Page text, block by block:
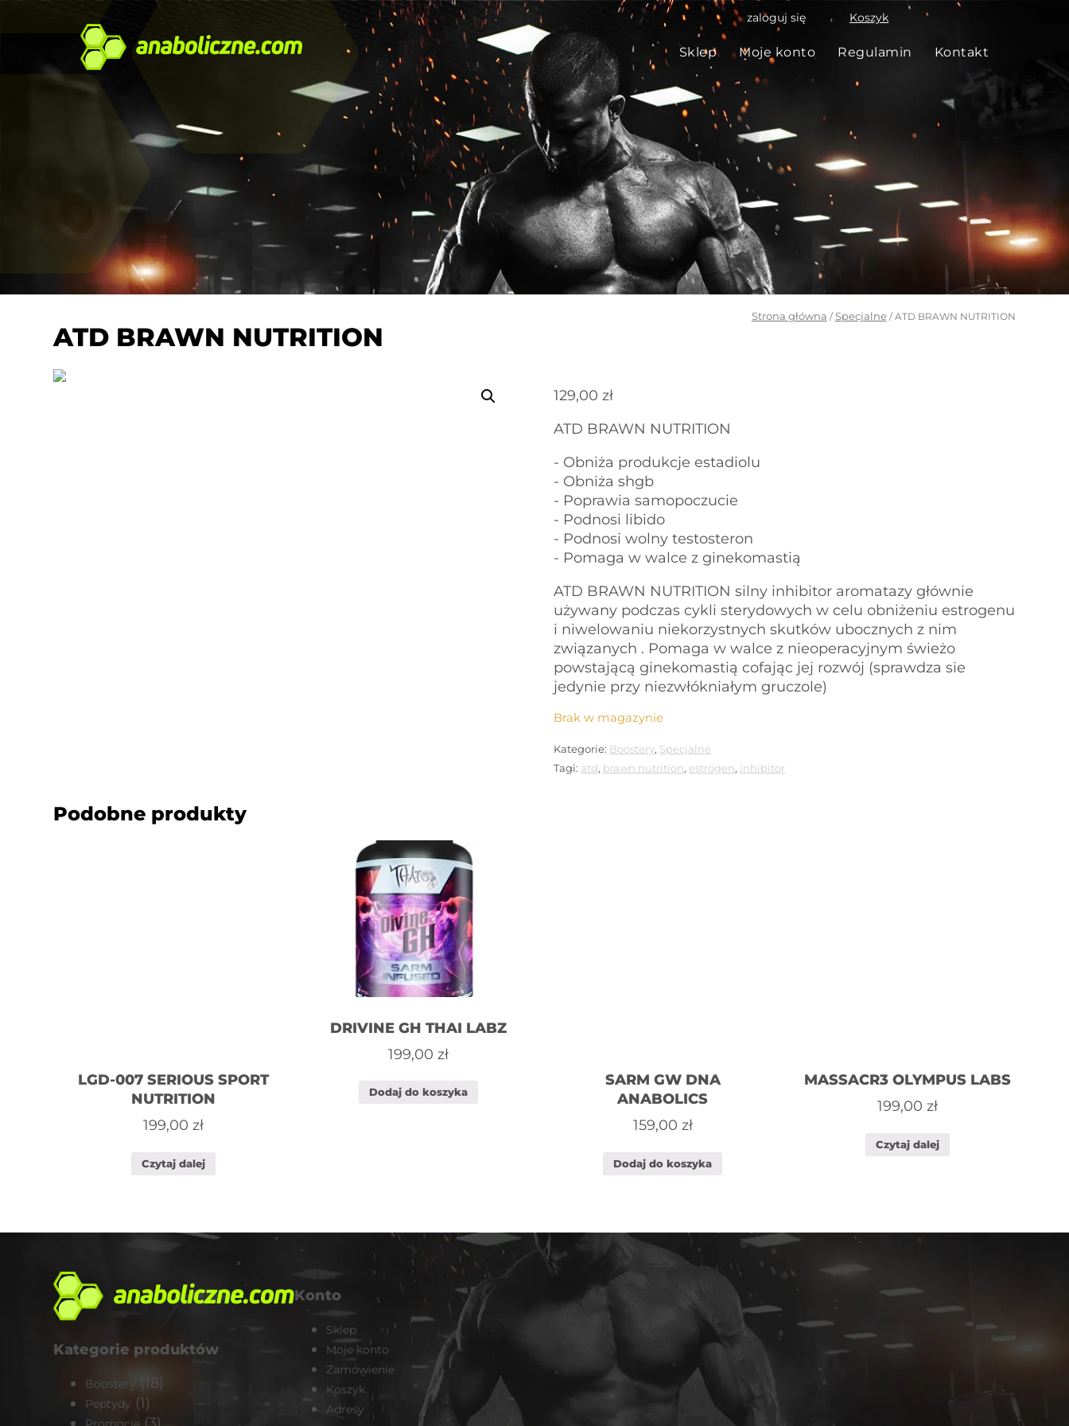
Koszyk
zaloguj się
Sklep Moje konto Regulamin Kontakt
Strona główna /Specjalne/ ATD BRAWN NUTRITION
ATD BRAWN NUTRITION
129,00zł
ATD BRAWN NUTRITION
- Obniża produkcje estadiolu
- Obniża shgb
- Poprawia samopoczucie
- Podnosi libido
- Podnosi wolny testosteron
- Pomaga w walce z ginekomastią
ATD BRAWN NUTRITION silny inhibitor aromatazy głównie
używany podczas cykli sterydowych w celu obniżeniu estrogenu
i niwelowaniu niekorzystnych skutków ubocznych z nim
związanych . Pomaga w walce z nieoperacyjnym świeżo
powstającą ginekomastią cofając jej rozwój (sprawdza sie
jedynie przy niezwłókniałym gruczole)
Brak w magazynie
Kategorie: Boostery, Specjalne
Tagi: atd, brawn nutrition, estrogen, inhibitor
Podobne produkty
LGD-007 SERIOUS SPORT
NUTRITION
199,00zł
Czytaj dalej
DRIVINE GH THAI LABZ
199,00 zł
Dodaj do koszyka
SARM GW DNA
ANABOLICS
159,00 zł
Dodaj do koszyka
MASSACR3 OLYMPUS LABS
199,00 zł
Czytaj dalej
Kategorie produktów
Boostery (18)
Peptydy (1)
Konto
Sklep
Moje konto
Zamówienie
Koszyk
Adresy